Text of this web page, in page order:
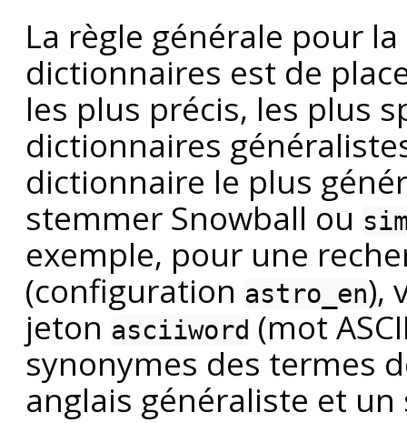
La règle générale pour
dictionnaires est de
les plus précis, les plus
dictionnaires
dictionnaire le plus
stemmer Snowball ou
exemple, pour une
(configuration astro_en),
jeton asciiword (mot
synonymes des termes
anglais généraliste et